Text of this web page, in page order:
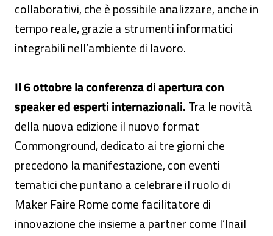
collaborativi, che è possibile analizzare, anche in
tempo reale, grazie a strumenti informatici
integrabili nell’ambiente di lavoro.
Il 6 ottobre la conferenza di apertura con
speaker ed esperti internazionali.Tra le novità
della nuova edizione il nuovo format
Commonground, dedicato ai tre giorni che
precedono la manifestazione, con eventi
tematici che puntano a celebrare il ruolo di
Maker Faire Rome come facilitatore di
innovazione che insieme a partner come l’Inail